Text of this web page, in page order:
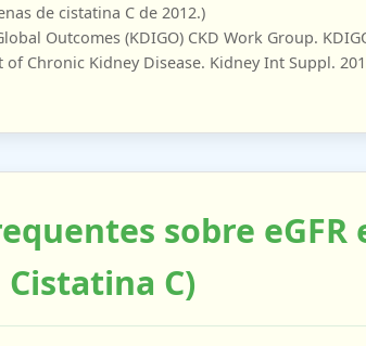
de cistatina C de 2012.)
Outcomes (KDIGO) CKD Work Group.
Chronic Kidney Disease. Kidney Int Suppl.
sobre eGFR
C)